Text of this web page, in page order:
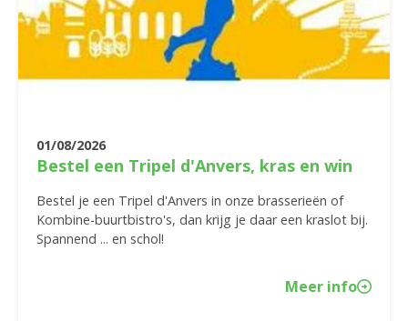
01/08/2026
Bestel een Tripel d'Anvers, kras en win
Bestel je een Tripel d'Anvers in onze brasserieën of
Kombine-buurtbistro's, dan krijg je daar een kraslot bij.
Spannend ... en schol!
Meer info